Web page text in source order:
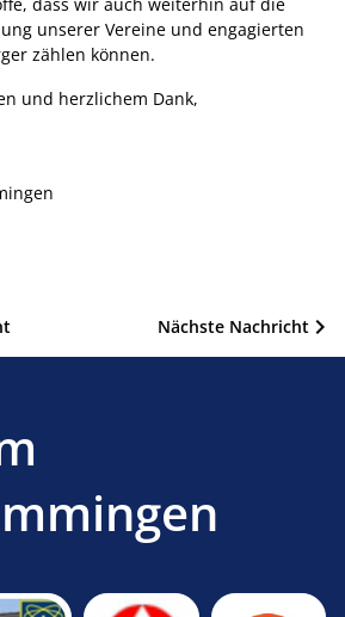
unserer Vereine und engagierten
zählen können.
und herzlichem Dank,
Nächste Nachricht